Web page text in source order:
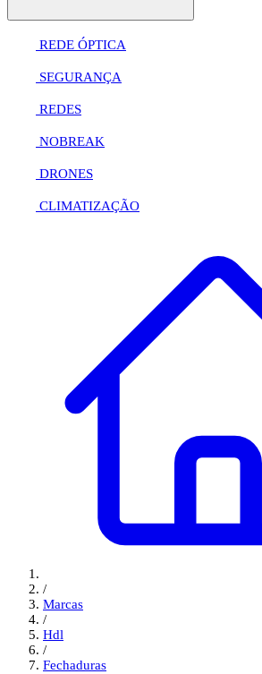
REDE ÓPTICA
SEGURANÇA
REDES
NOBREAK
DRONES
CLIMATIZAÇÃO
/
Marcas
/
Hdl
/
Fechaduras